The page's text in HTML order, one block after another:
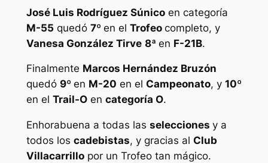
José Luis Rodríguez Súnicoen categoría
M-55 quedó 7º en el Trofeo completo, y
Vanesa González Tirve 8ª en F-21B.
Finalmente Marcos Hernández Bruzón
quedó 9º en M-20 en el Campeonato, y 10º
en el Trail-Oen categoría O.
Enhorabuena a todas las selecciones y a
todos los cadebistas, y gracias al Club
Villacarrillopor un Trofeo tan mágico.